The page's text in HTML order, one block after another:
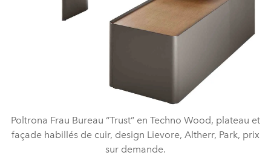
Poltrona Frau Bureau “Trust” en Techno Wood, plateau et
façade habillés de cuir, design Lievore, Altherr, Park, prix
sur demande.